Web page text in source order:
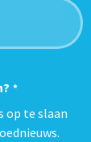
*
op te slaan